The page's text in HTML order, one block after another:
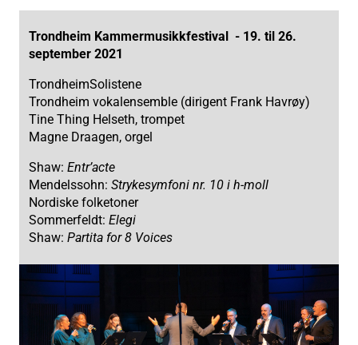
Trondheim Kammermusikkfestival - 19. til 26.
september 2021
TrondheimSolistene
Trondheim vokalensemble (dirigent Frank Havrøy)
Tine Thing Helseth, trompet
Magne Draagen, orgel
Shaw: Entr’acte
Mendelssohn: Strykesymfoni nr. 10 i h-moll
Nordiske folketoner
Sommerfeldt: Elegi
Shaw: Partita for 8 Voices